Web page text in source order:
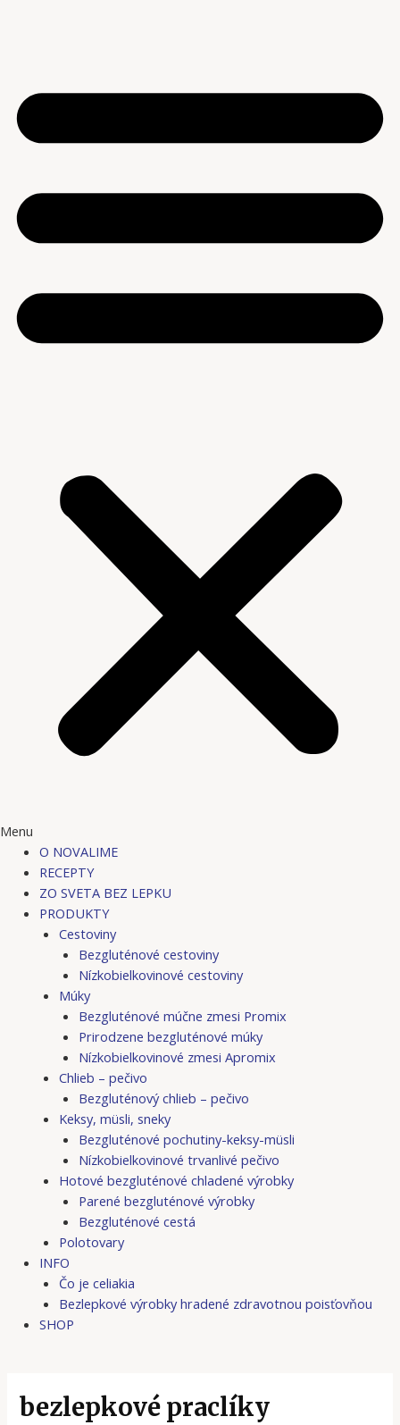
Menu
O NOVALIME
RECEPTY
ZO SVETA BEZ LEPKU
PRODUKTY
Cestoviny
Bezgluténové cestoviny
Nízkobielkovinové cestoviny
Múky
Bezgluténové múčne zmesi Promix
Prirodzene bezgluténové múky
Nízkobielkovinové zmesi Apromix
Chlieb – pečivo
Bezgluténový chlieb – pečivo
Keksy, müsli, sneky
Bezgluténové pochutiny-keksy-müsli
Nízkobielkovinové trvanlivé pečivo
Hotové bezgluténové chladené výrobky
Parené bezgluténové výrobky
Bezgluténové cestá
Polotovary
INFO
Čo je celiakia
Bezlepkové výrobky hradené zdravotnou poisťovňou
SHOP
bezlepkové praclíky